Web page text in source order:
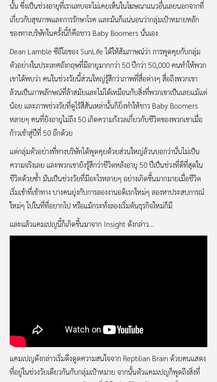
นั้น ซึ่งเป็นช่วงอายุที่เราแทบจะไม่เคยเห็นในโฆษณาแนวอื่นเลยนอกจากที่
เกี่ยวกับสุขภาพและการรักษาโรค และมันก็แน่นอนว่ากลุ่มเป้าหมายหลัก
ของทางบริษัทในครั้งนี้ก็คือชาว Baby Boomers นั่นเอง
Dean Lamble ซีอีโอของ SunLife ได้ให้สัมภาษณ์ว่า การพูดคุยกับกลุ่ม
ตัวอย่างในประเทศอังกฤษที่มีอายุมากกว่า 50 ปีกว่า 50,000 คนทำให้พวก
เขาได้พบว่า คนในช่วงวัยนี้ส่วนใหญ่รู้สึกว่าภาพที่สื่อต่างๆ สื่อถึงพวกเขา
ล้วนเป็นภาพลักษณ์ที่ล้าสมัยและไม่ได้เหมือนกับสิ่งที่พวกเขาเป็นเลยแม้แต่
น้อย และภาพช่วงวัยที่ดูไร้สีสันเหล่านั้นก็ยิ่งทำให้ชาว Baby Boomers
หลายๆ คนที่ยังอายุไม่ถึง 50 เกิดความกังวลเกี่ยวกับชีวิตของพวกเขาเมื่อ
ก้าวเข้าสู่ปีที่ 50 อีกด้วย
แต่กลุ่มตัวอย่างที่ทางบริษัทได้พูดคุยด้วยส่วนใหญ่ล้วนบอกว่านั่นไม่เป็น
ความจริงเลย และพวกเขายังรู้สึกว่าชีวิตหลังอายุ 50 ปีเป็นช่วงที่ดีที่สุดใน
ชีวิตด้วยซ้ำ มันเป็นช่วงวัยที่มีอะไรหลายๆ อย่างเกิดขึ้นมากมายเมื่อชีวิต
เริ่มเข้าที่เข้าทาง บางคนยุ่งกับการลองงานอดิเรกใหม่ๆ ลองหาประสบการณ์
ใหม่ๆ ไปในที่ที่อยากไป หรือแม้กระทั่งลองเริ่มต้นธุรกิจใหม่ก็มี
และแล้วแคมเปญนี้ก็เกิดขึ้นมาจาก Insight ดังกล่าว…
แคมเปญดังกล่าวเริ่มดึงดูดความสนใจจาก Reptilian Brain ด้วยคนแสดง
ที่อยู่ในช่วงวัยเดียวกันกับกลุ่มเป้าหมาย จากนั้นตัวแคมเปญก็พูดถึงสิ่งที่